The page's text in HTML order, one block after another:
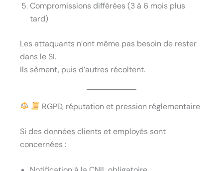
Compromissions différées (3 à 6 mois plus
tard)
Les attaquants n’ont même pas besoin de rester
dans le SI.
Ils sèment, puis d’autres récoltent.
RGPD, réputation et pression réglementaire
Si des données clients et employés sont
concernées :